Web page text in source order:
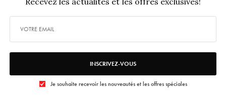
INSCRIVEZ-VOUS
Je souhaite recevoir les nouveautés et les offres spéciales